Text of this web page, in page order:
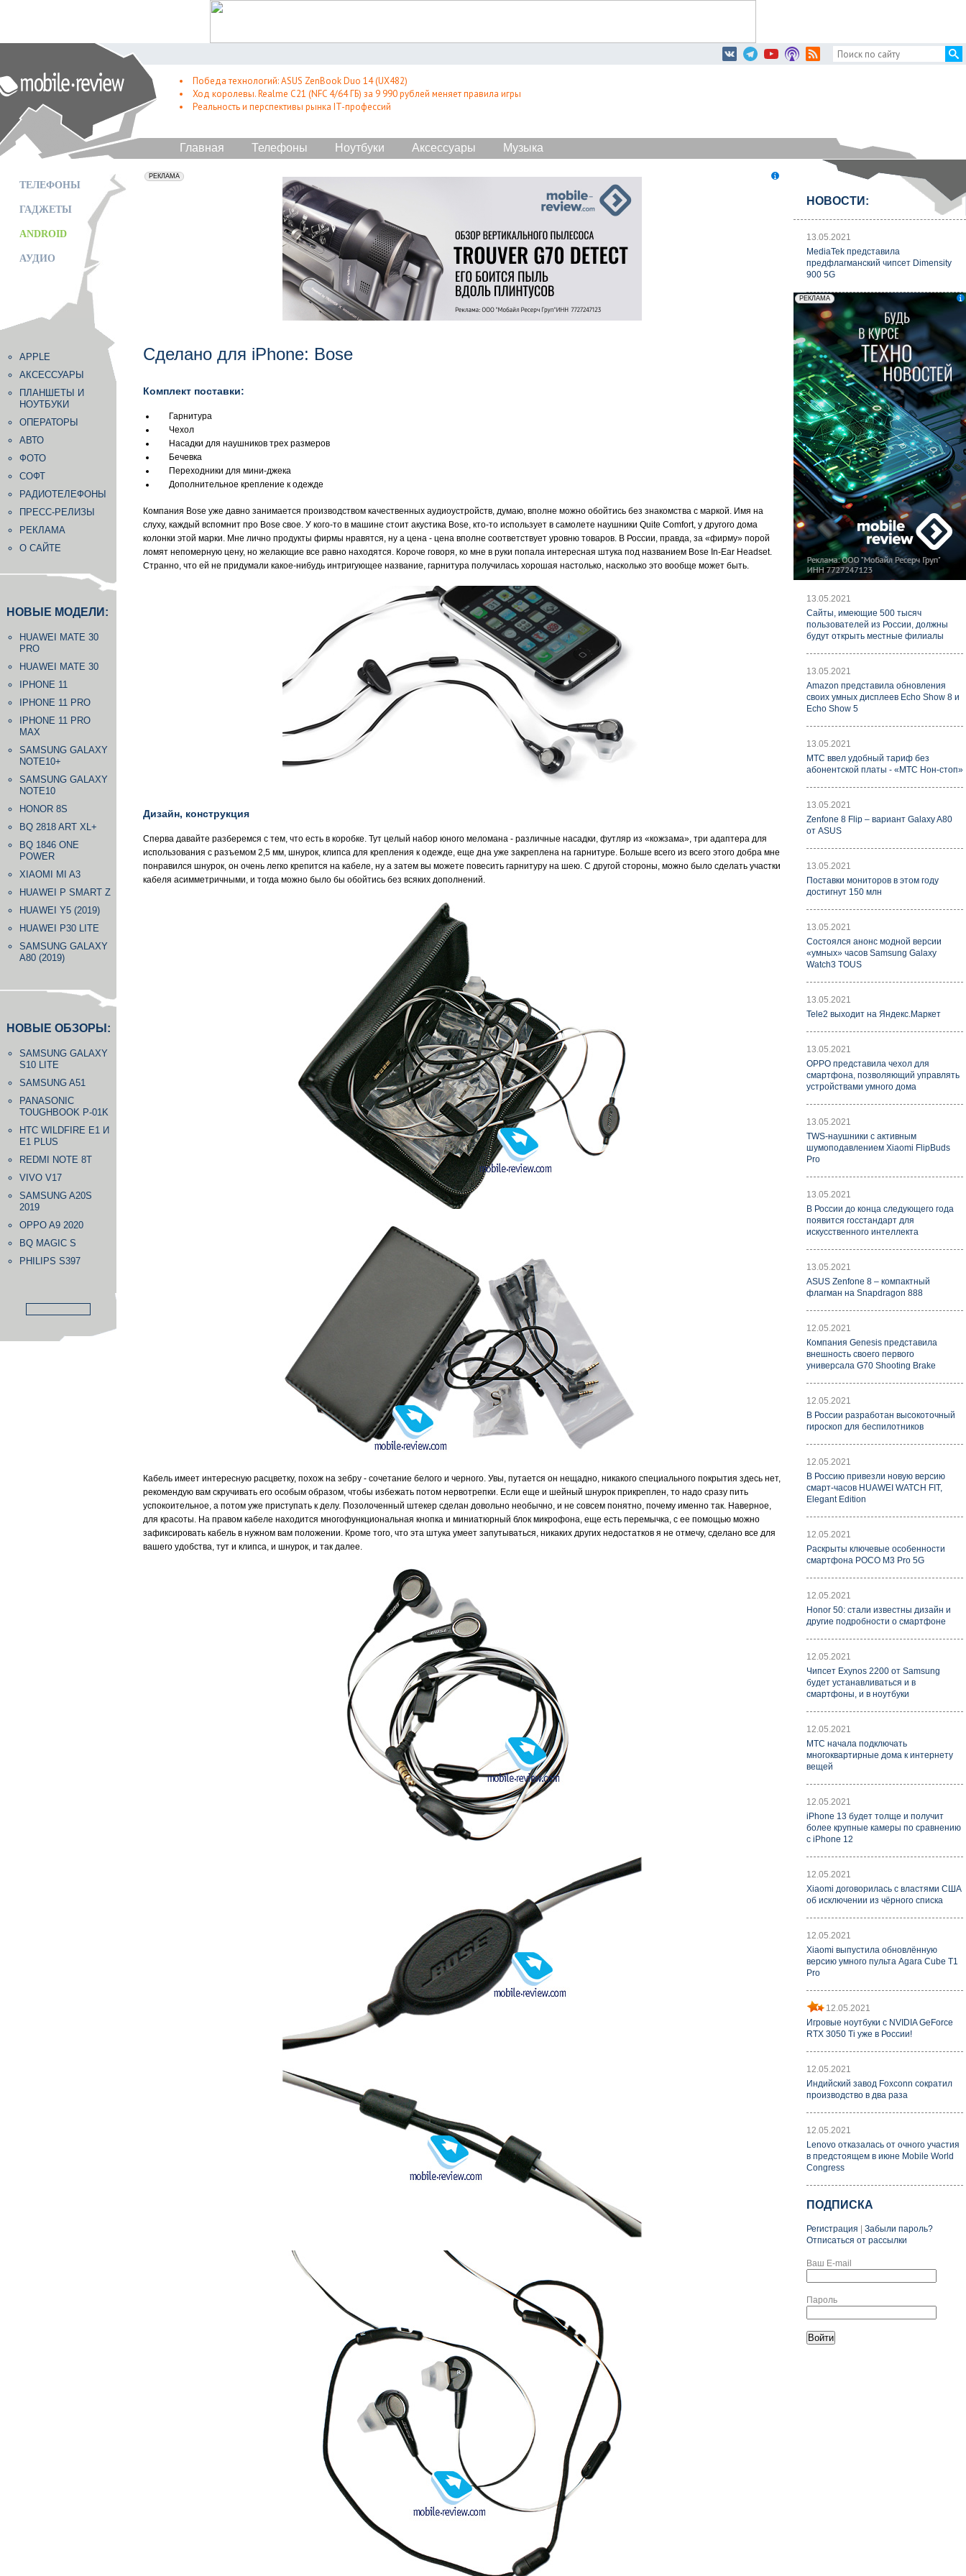
Победа технологий: ASUS ZenBook Duo 14 (UX482)
Ход королевы. Realme C21 (NFC 4/64 ГБ) за 9 990 рублей меняет правила игры
Реальность и перспективы рынка IT-профессий
Главная Телефоны Ноутбуки Аксессуары Музыка
ТЕЛЕФОНЫ
ГАДЖЕТЫ
ANDROID
АУДИО
APPLE
АКСЕССУАРЫ
ПЛАНШЕТЫ И
НОУТБУКИ
ОПЕРАТОРЫ
АВТО
ФОТО
СОФТ
РАДИОТЕЛЕФОНЫ
ПРЕСС-РЕЛИЗЫ
РЕКЛАМА
О САЙТЕ
НОВЫЕ МОДЕЛИ:
HUAWEI MATE 30
PRO
HUAWEI MATE 30
IPHONE 11
IPHONE 11 PRO
IPHONE 11 PRO
MAX
SAMSUNG GALAXY
NOTE10+
SAMSUNG GALAXY
NOTE10
HONOR 8S
BQ 2818 ART XL+
BQ 1846 ONE
POWER
XIAOMI MI A3
HUAWEI P SMART Z
HUAWEI Y5 (2019)
HUAWEI P30 LITE
SAMSUNG GALAXY
A80 (2019)
НОВЫЕ ОБЗОРЫ:
SAMSUNG GALAXY
S10 LITE
SAMSUNG A51
PANASONIC
TOUGHBOOK P-01K
HTC WILDFIRE E1 И
E1 PLUS
REDMI NOTE 8T
VIVO V17
SAMSUNG A20S
2019
OPPO A9 2020
BQ MAGIC S
PHILIPS S397
erid: 2VfnxxmNzs5
РЕКЛАМА
Сделано для iPhone: Bose
Комплект поставки:
Гарнитура
Чехол
Насадки для наушников трех размеров
Бечевка
Переходники для мини-джека
Дополнительное крепление к одежде
Компания Bose уже давно занимается производством качественных аудиоустройств, думаю, вполне можно обойтись без знакомства с маркой. Имя на
слуху, каждый вспомнит про Bose свое. У кого-то в машине стоит акустика Bose, кто-то использует в самолете наушники Quite Comfort, у другого дома
колонки этой марки. Мне лично продукты фирмы нравятся, ну а цена - цена вполне соответствует уровню товаров. В России, правда, за «фирму» порой
ломят непомерную цену, но желающие все равно находятся. Короче говоря, ко мне в руки попала интересная штука под названием Bose In-Ear Headset.
Странно, что ей не придумали какое-нибудь интригующее название, гарнитура получилась хорошая настолько, насколько это вообще может быть.
Дизайн, конструкция
Сперва давайте разберемся с тем, что есть в коробке. Тут целый набор юного меломана - различные насадки, футляр из «кожзама», три адаптера для
использования с разъемом 2,5 мм, шнурок, клипса для крепления к одежде, еще дна уже закреплена на гарнитуре. Больше всего из всего этого добра мне
понравился шнурок, он очень легко крепится на кабеле, ну а затем вы можете повесить гарнитуру на шею. С другой стороны, можно было сделать участки
кабеля асимметричными, и тогда можно было бы обойтись без всяких дополнений.
Кабель имеет интересную расцветку, похож на зебру - сочетание белого и черного. Увы, путается он нещадно, никакого специального покрытия здесь нет,
рекомендую вам скручивать его особым образом, чтобы избежать потом нервотрепки. Если еще и шейный шнурок прикреплен, то надо сразу пить
успокоительное, а потом уже приступать к делу. Позолоченный штекер сделан довольно необычно, и не совсем понятно, почему именно так. Наверное,
для красоты. На правом кабеле находится многофункциональная кнопка и миниатюрный блок микрофона, еще есть перемычка, с ее помощью можно
зафиксировать кабель в нужном вам положении. Кроме того, что эта штука умеет запутываться, никаких других недостатков я не отмечу, сделано все для
вашего удобства, тут и клипса, и шнурок, и так далее.
НОВОСТИ:
13.05.2021
MediaTek представила
предфлагманский чипсет Dimensity
900 5G
13.05.2021
Cайты, имеющие 500 тысяч
пользователей из России, должны
будут открыть местные филиалы
13.05.2021
Amazon представила обновления
своих умных дисплеев Echo Show 8 и
Echo Show 5
13.05.2021
МТС ввел удобный тариф без
абонентской платы - «МТС Нон-стоп»
13.05.2021
Zenfone 8 Flip – вариант Galaxy A80
от ASUS
13.05.2021
Поставки мониторов в этом году
достигнут 150 млн
13.05.2021
Состоялся анонс модной версии
«умных» часов Samsung Galaxy
Watch3 TOUS
13.05.2021
Tele2 выходит на Яндекс.Маркет
13.05.2021
OPPO представила чехол для
смартфона, позволяющий управлять
устройствами умного дома
13.05.2021
TWS-наушники с активным
шумоподавлением Xiaomi FlipBuds
Pro
13.05.2021
В России до конца следующего года
появится госстандарт для
искусственного интеллекта
13.05.2021
ASUS Zenfone 8 – компактный
флагман на Snapdragon 888
12.05.2021
Компания Genesis представила
внешность своего первого
универсала G70 Shooting Brake
12.05.2021
В России разработан высокоточный
гироскоп для беспилотников
12.05.2021
В Россию привезли новую версию
смарт-часов HUAWEI WATCH FIT,
Elegant Edition
12.05.2021
Раскрыты ключевые особенности
смартфона POCO M3 Pro 5G
12.05.2021
Honor 50: стали известны дизайн и
другие подробности о смартфоне
12.05.2021
Чипсет Exynos 2200 от Samsung
будет устанавливаться и в
смартфоны, и в ноутбуки
12.05.2021
МТС начала подключать
многоквартирные дома к интернету
вещей
12.05.2021
iPhone 13 будет толще и получит
более крупные камеры по сравнению
с iPhone 12
12.05.2021
Xiaomi договорилась с властями США
об исключении из чёрного списка
12.05.2021
Xiaomi выпустила обновлённую
версию умного пульта Agara Cube T1
Pro
12.05.2021
Игровые ноутбуки с NVIDIA GeForce
RTX 3050 Ti уже в России!
12.05.2021
Индийский завод Foxconn сократил
производство в два раза
12.05.2021
Lenovo отказалась от очного участия
в предстоящем в июне Mobile World
Congress
ПОДПИСКА
Регистрация
Забыли пароль?
Отписаться от рассылки
Ваш E-mail
Пароль